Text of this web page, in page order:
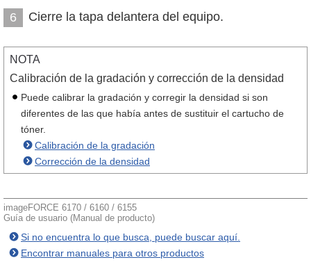
6 Cierre la tapa delantera del equipo.
NOTA
Calibración de la gradación y corrección de la densidad
Puede calibrar la gradación y corregir la densidad si son
diferentes de las que había antes de sustituir el cartucho de
tóner.
Calibración de la gradación
Corrección de la densidad
imageFORCE 6170 / 6160 / 6155
Guía de usuario (Manual de producto)
Si no encuentra lo que busca, puede buscar aquí.
Encontrar manuales para otros productos